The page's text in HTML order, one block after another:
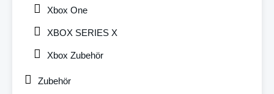
Xbox One
XBOX SERIES X
Xbox Zubehör
Zubehör